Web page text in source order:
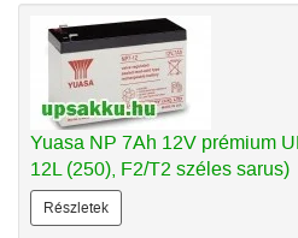
Yuasa NP 7Ah 12V prémium
12L (250), F2/T2 széles sarus)
Részletek